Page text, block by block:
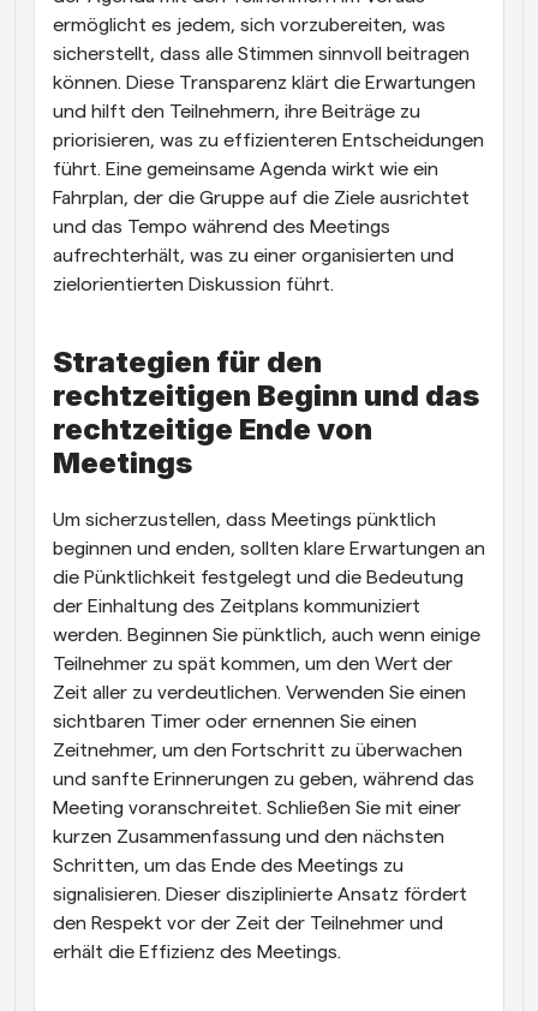
ermöglicht es jedem, sich vorzubereiten, was
sicherstellt, dass alle Stimmen sinnvoll beitragen
können. Diese Transparenz klärt die Erwartungen
und hilft den Teilnehmern, ihre Beiträge zu
priorisieren, was zu effizienteren Entscheidungen
führt. Eine gemeinsame Agenda wirkt wie ein
Fahrplan, der die Gruppe auf die Ziele ausrichtet
und das Tempo während des Meetings
aufrechterhält, was zu einer organisierten und
zielorientierten Diskussion führt.
Strategien für den
rechtzeitigen Beginn und das
rechtzeitige Ende von
Meetings
Um sicherzustellen, dass Meetings pünktlich
beginnen und enden, sollten klare Erwartungen an
die Pünktlichkeit festgelegt und die Bedeutung
der Einhaltung des Zeitplans kommuniziert
werden. Beginnen Sie pünktlich, auch wenn einige
Teilnehmer zu spät kommen, um den Wert der
Zeit aller zu verdeutlichen. Verwenden Sie einen
sichtbaren Timer oder ernennen Sie einen
Zeitnehmer, um den Fortschritt zu überwachen
und sanfte Erinnerungen zu geben, während das
Meeting voranschreitet. Schließen Sie mit einer
kurzen Zusammenfassung und den nächsten
Schritten, um das Ende des Meetings zu
signalisieren. Dieser disziplinierte Ansatz fördert
den Respekt vor der Zeit der Teilnehmer und
erhält die Effizienz des Meetings.